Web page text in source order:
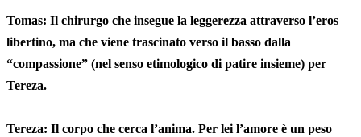
Tomas: Il chirurgo che insegue la leggerezza attraverso l’eros
libertino, ma che viene trascinato verso il basso dalla
“compassione” (nel senso etimologico di patire insieme) per
Tereza.
Tereza: Il corpo che cerca l’anima. Per lei l’amore è un peso